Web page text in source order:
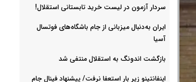
سردار آزمون در لیست خرید تابستانی استقلال!
ایران به‌دنبال میزبانی از جام باشگاه‌های فوتسال
آسیا
بازگشت اندونگ به استقلال منتفی شد
اینفانتینو زیر بار استعفا نرفت/ پیشنهاد فینال جام